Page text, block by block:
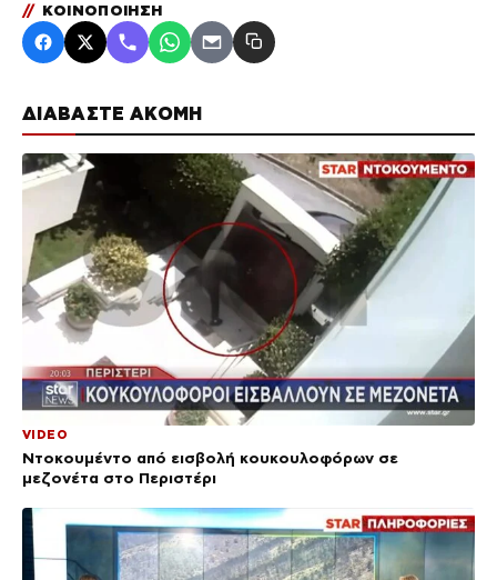
ΔΙΑΒΑΣΤΕ ΑΚΟΜΗ
VIDEO
Ντοκουμέντο από εισβολή κουκουλοφόρων σε
μεζονέτα στο Περιστέρι
// ΚΟΙΝΟΠΟΙΗΣΗ